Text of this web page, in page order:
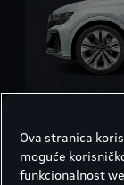
od
Potrošnja
Ova stranica
moguće
funkcionalnost